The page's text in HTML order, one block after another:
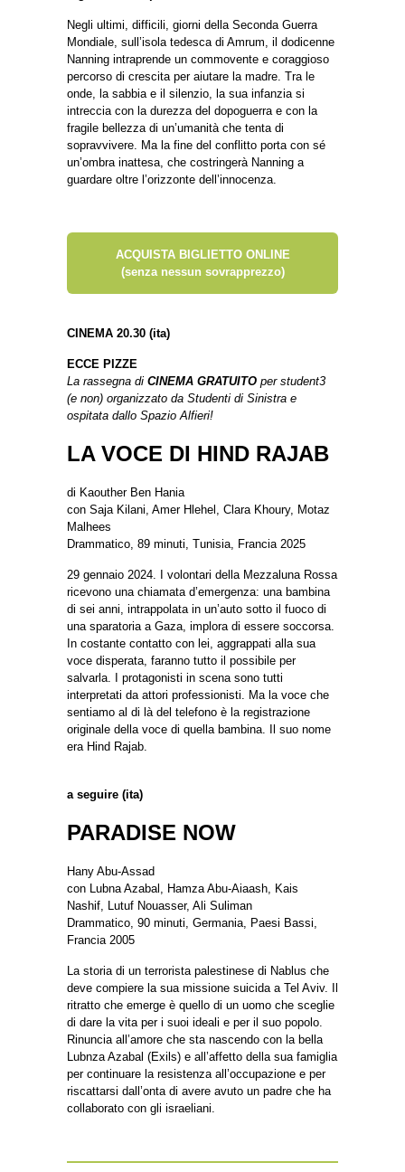
Negli ultimi, difficili, giorni della Seconda Guerra
Mondiale, sull’isola tedesca di Amrum, il dodicenne
Nanning intraprende un commovente e coraggioso
percorso di crescita per aiutare la madre. Tra le
onde, la sabbia e il silenzio, la sua infanzia si
intreccia con la durezza del dopoguerra e con la
fragile bellezza di un’umanità che tenta di
sopravvivere. Ma la fine del conflitto porta con sé
un’ombra inattesa, che costringerà Nanning a
guardare oltre l’orizzonte dell’innocenza.
ACQUISTA BIGLIETTO ONLINE
(senza nessun sovrapprezzo)
CINEMA 20.30 (ita)
ECCE PIZZE
La rassegna di CINEMA GRATUITO per student3
(e non) organizzato da Studenti di Sinistra e
ospitata dallo Spazio Alfieri!
LA VOCE DI HIND RAJAB
di Kaouther Ben Hania
con Saja Kilani, Amer Hlehel, Clara Khoury, Motaz
Malhees
Drammatico, 89 minuti, Tunisia, Francia 2025
29 gennaio 2024. I volontari della Mezzaluna Rossa
ricevono una chiamata d’emergenza: una bambina
di sei anni, intrappolata in un’auto sotto il fuoco di
una sparatoria a Gaza, implora di essere soccorsa.
In costante contatto con lei, aggrappati alla sua
voce disperata, faranno tutto il possibile per
salvarla. I protagonisti in scena sono tutti
interpretati da attori professionisti. Ma la voce che
sentiamo al di là del telefono è la registrazione
originale della voce di quella bambina. Il suo nome
era Hind Rajab.
a seguire (ita)
PARADISE NOW
Hany Abu-Assad
con Lubna Azabal, Hamza Abu-Aiaash, Kais
Nashif, Lutuf Nouasser, Ali Suliman
Drammatico, 90 minuti, Germania, Paesi Bassi,
Francia 2005
La storia di un terrorista palestinese di Nablus che
deve compiere la sua missione suicida a Tel Aviv. Il
ritratto che emerge è quello di un uomo che sceglie
di dare la vita per i suoi ideali e per il suo popolo.
Rinuncia all’amore che sta nascendo con la bella
Lubnza Azabal (Exils) e all’affetto della sua famiglia
per continuare la resistenza all’occupazione e per
riscattarsi dall’onta di avere avuto un padre che ha
collaborato con gli israeliani.